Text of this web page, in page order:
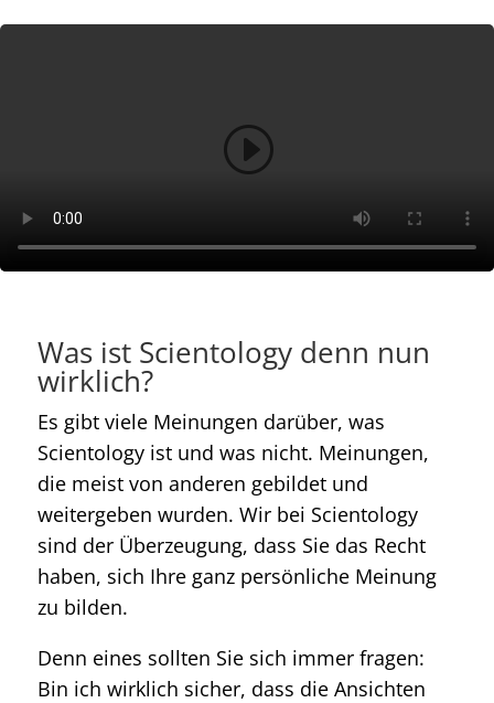
Was ist Scientology denn nun
wirklich?
Es gibt viele Meinungen darüber, was
Scientology ist und was nicht. Meinungen,
die meist von anderen gebildet und
weitergeben wurden. Wir bei Scientology
sind der Überzeugung, dass Sie das Recht
haben, sich Ihre ganz persönliche Meinung
zu bilden.
Denn eines sollten Sie sich immer fragen:
Bin ich wirklich sicher, dass die Ansichten